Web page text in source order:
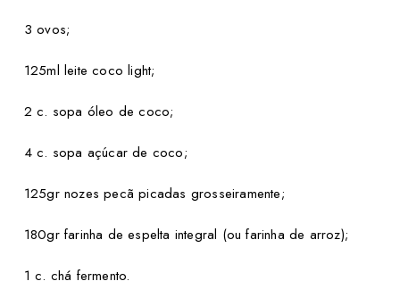
3 ovos;
125ml leite coco light;
2 c. sopa óleo de coco;
4 c. sopa açúcar de coco;
125gr nozes pecã picadas grosseiramente;
180gr farinha de espelta integral (ou farinha de arroz);
1 c. chá fermento.